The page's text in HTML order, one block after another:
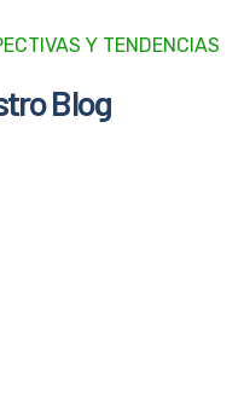
Y TENDENCIAS
Blog